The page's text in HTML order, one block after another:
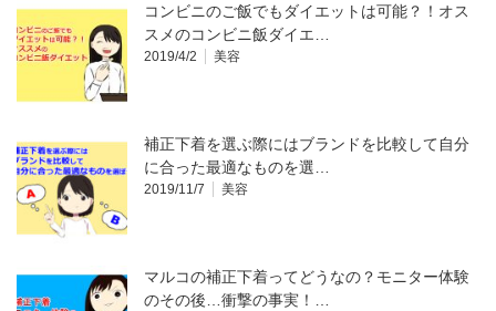
コンビニのご飯でもダイエットは可能？！オス
スメのコンビニ飯ダイエ…
2019/4/2 美容
補正下着を選ぶ際にはブランドを比較して自分
に合った最適なものを選…
2019/11/7 美容
マルコの補正下着ってどうなの？モニター体験
のその後…衝撃の事実！…